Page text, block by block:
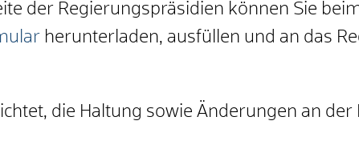
der Regierungspräsidien können Sie
herunterladen, ausfüllen und an das
die Haltung sowie Änderungen an